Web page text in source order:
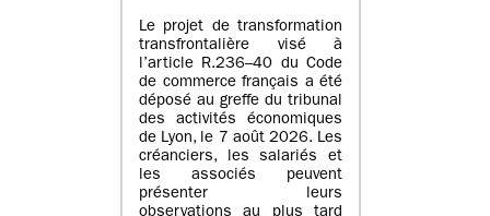
Le projet de transformation
transfrontalière visé à
l’article R.236–40 du Code
de commerce français a été
déposé au greffe du tribunal
des activités économiques
de Lyon, le 7 août 2026. Les
créanciers, les salariés et
les associés peuvent
présenter leurs